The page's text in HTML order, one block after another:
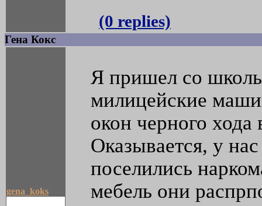
(0 replies)
Гена Кокс
gena_koks
Я пришел со
милицейские
окон черного
Оказывается, у
поселились
мебель они